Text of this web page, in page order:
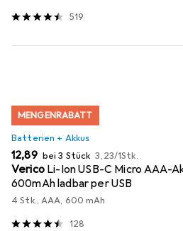
519
MENGENRABATT
Batterien + Akkus
EUR
12,89 bei 3 Stück EUR
3,23/1Stk.
Verico Li-Ion USB-C Micro AAA-
600mAh ladbar per USB
4 Stk., AAA, 600 mAh
128